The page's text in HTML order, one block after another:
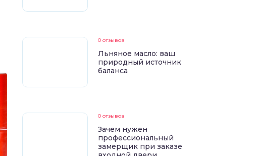
0 отзывов
Льняное масло: ваш
природный источник
баланса
0 отзывов
Зачем нужен
профессиональный
замерщик при заказе